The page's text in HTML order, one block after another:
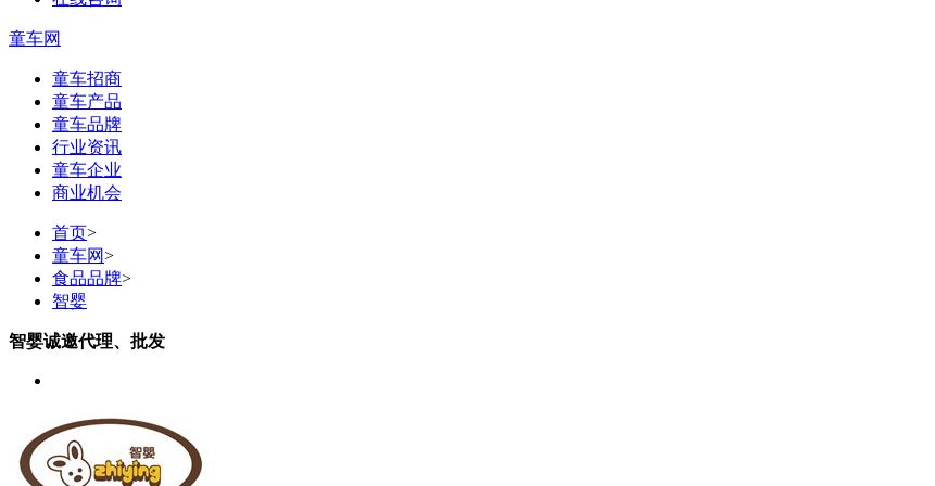
童车网
童车招商
童车产品
童车品牌
行业资讯
童车企业
商业机会
首页>
童车网>
食品品牌>
智婴
智婴诚邀代理、批发